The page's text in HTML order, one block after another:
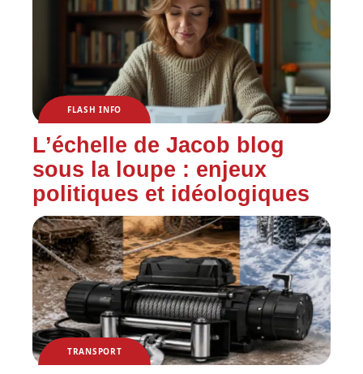
FLASH INFO
L’échelle de Jacob blog
sous la loupe : enjeux
politiques et idéologiques
TRANSPORT